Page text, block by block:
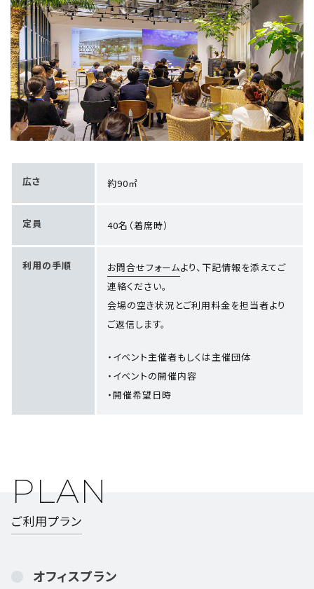
広さ 約90㎡
定員 40名（着席時）
利用の手順 お問合せフォームより、下記情報を添えてご
連絡ください。
会場の空き状況とご利用料金を担当者より
ご返信します。
・イベント主催者もしくは主催団体
・イベントの開催内容
・開催希望日時
PLAN
ご利用プラン
オフィスプラン